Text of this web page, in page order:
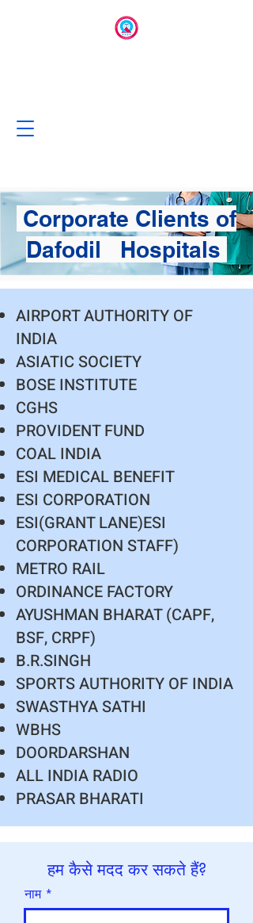
Corporate Clients of
Dafodil Hospitals
AIRPORT AUTHORITY OF
INDIA
ASIATIC SOCIETY
BOSE INSTITUTE
CGHS
PROVIDENT FUND
COAL INDIA
ESI MEDICAL BENEFIT
ESI CORPORATION
ESI(GRANT LANE)ESI
CORPORATION STAFF)
METRO RAIL
ORDINANCE FACTORY
AYUSHMAN BHARAT (CAPF,
BSF, CRPF)
B.R.SINGH
SPORTS AUTHORITY OF INDIA
SWASTHYA SATHI
WBHS
DOORDARSHAN
ALL INDIA RADIO
PRASAR BHARATI
हम कैसे मदद कर सकते हैं?
नाम